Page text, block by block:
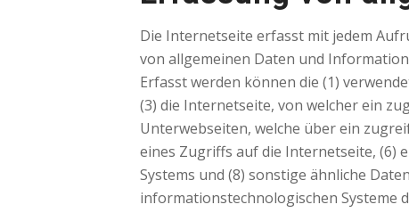
Die Internetseite erfasst mit jedem
von allgemeinen Daten und
Erfasst werden können die (1)
(3) die Internetseite, von welcher ein
Unterwebseiten, welche über ein
eines Zugriffs auf die Internetseite, (6)
Systems und (8) sonstige ähnliche
informationstechnologischen Systeme